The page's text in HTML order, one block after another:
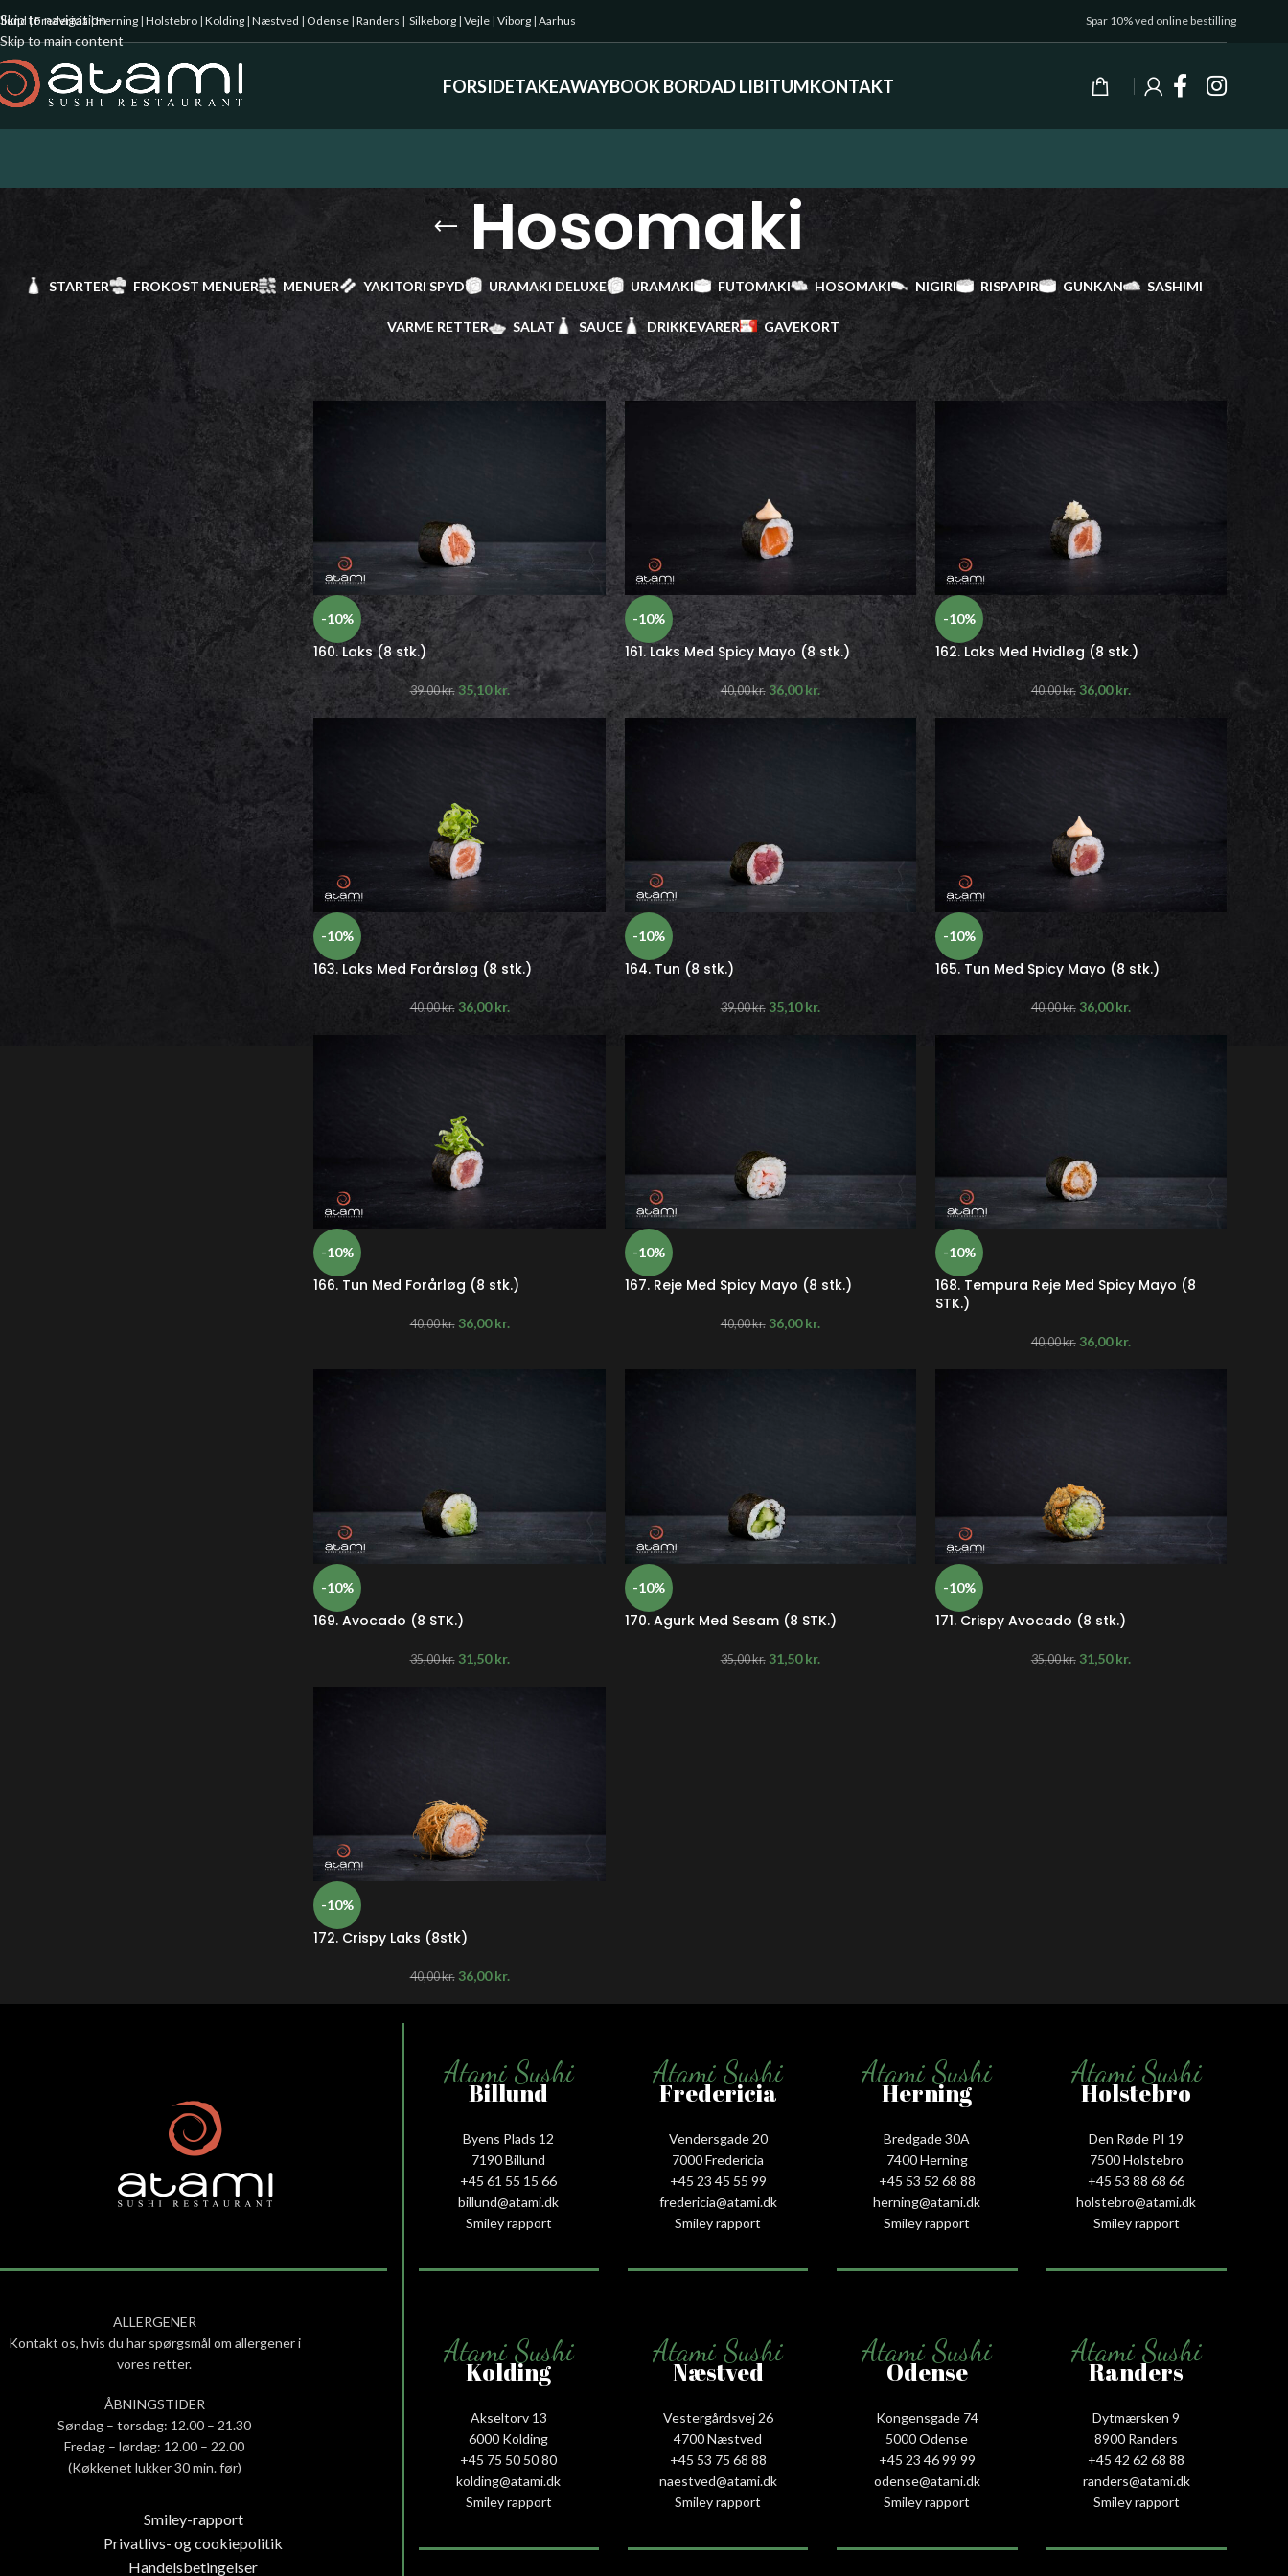
Skip to navigation
Skip to main content
|Fredericia|Herning | Holstebro | Kolding | Næstved | Odense | Randers | Silkeborg | Vejle | Viborg | Aarhus Spar 10% ved online bestilling
FORSIDETAKEAWAYBOOK BORDAD LIBITUMKONTAKT
Hosomaki
STARTER FROKOST MENUER MENUER YAKITORI SPYD URAMAKI DELUXE URAMAKI FUTOMAKI HOSOMAKI NIGIRI RISPAPIR GUNKAN SASHIMI
VARME RETTER SALAT SAUCE DRIKKEVARER
GAVEKORT
Futomaki
Hosomaki
Nigiri
Forside Vis 9 24
-10%
160. Laks (8 stk.)
39,00kr. 35,10kr.
-10%
161. Laks Med Spicy Mayo (8 stk.)
40,00kr. 36,00kr.
-10%
162. Laks Med Hvidløg (8 stk.)
40,00kr. 36,00kr.
-10%
163. Laks Med Forårsløg (8 stk.)
40,00kr. 36,00kr.
-10%
164. Tun (8 stk.)
39,00kr. 35,10kr.
-10%
165. Tun Med Spicy Mayo (8 stk.)
40,00kr. 36,00kr.
-10%
166. Tun Med Forårløg (8 stk.)
40,00kr. 36,00kr.
-10%
167. Reje Med Spicy Mayo (8 stk.)
40,00kr. 36,00kr.
-10%
168. Tempura Reje Med Spicy Mayo (8
STK.)
40,00kr. 36,00kr.
-10%
169. Avocado (8 STK.)
35,00kr. 31,50kr.
-10%
170. Agurk Med Sesam (8 STK.)
35,00kr. 31,50kr.
-10%
171. Crispy Avocado (8 stk.)
35,00kr. 31,50kr.
-10%
172. Crispy Laks (8stk)
40,00kr. 36,00kr.
ALLERGENER
Kontakt os, hvis du har spørgsmål om allergener i
vores retter.
ÅBNINGSTIDER
Søndag – torsdag: 12.00 – 21.30
Fredag – lørdag: 12.00 – 22.00
(Køkkenet lukker 30 min. før)
Smiley-rapport
Privatlivs- og cookiepolitik
Handelsbetingelser
Atami Sushi
Billund
Byens Plads 12
7190 Billund
+45 61 55 15 66‬
billund@atami.dk
Smiley rapport
Atami Sushi
Fredericia
Vendersgade 20
7000 Fredericia
+45 23 45 55 99
fredericia@atami.dk
Smiley rapport
Atami Sushi
Herning
Bredgade 30A
7400 Herning
+45 53 52 68 88
herning@atami.dk
Smiley rapport
Atami Sushi
Holstebro
Den Røde PI 19
7500 Holstebro
+45 53 88 68 66
holstebro@atami.dk
Smiley rapport
Atami Sushi
Kolding
Akseltorv 13
6000 Kolding
+45 75 50 50 80
kolding@atami.dk
Smiley rapport
Atami Sushi
Næstved
Vestergårdsvej 26
4700 Næstved
+45 53 75 68 88
naestved@atami.dk
Smiley rapport
Atami Sushi
Odense
Kongensgade 74
5000 Odense
+45 23 46 99 99
odense@atami.dk
Smiley rapport
Atami Sushi
Randers
Dytmærsken 9
8900 Randers
+45 42 62 68 88
randers@atami.dk
Smiley rapport